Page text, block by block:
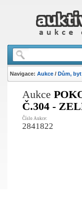
Navigace: Aukce/ Dům,
Aukce
Č.304 -
Číslo Aukce:
2841822